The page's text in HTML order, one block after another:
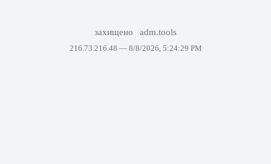
захищено adm.tools
216.73.216.48 — 8/8/2026, 5:24:29 PM